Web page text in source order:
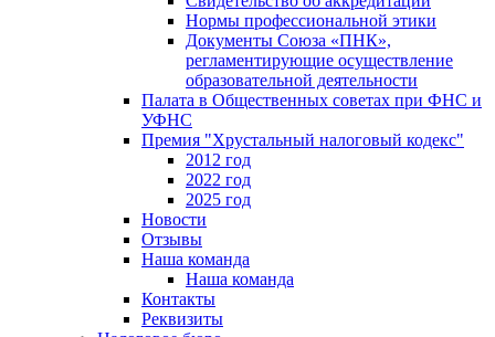
Нормы профессиональной этики
Документы Союза «ПНК»,
регламентирующие осуществление
образовательной деятельности
Палата в Общественных советах при ФНС и
УФНС
Премия "Хрустальный налоговый кодекс"
2012 год
2022 год
2025 год
Новости
Отзывы
Наша команда
Наша команда
Контакты
Реквизиты